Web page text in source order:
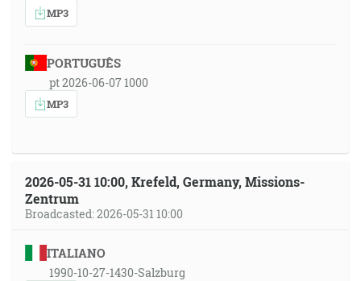
MP3
PORTUGUÊS
pt 2026-06-07 1000
MP3
2026-05-31 10:00, Krefeld, Germany, Missions-
Zentrum
Broadcasted: 2026-05-31 10:00
ITALIANO
1990-10-27-1430-Salzburg